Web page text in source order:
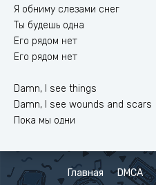
Я обниму слезами снег
Ты будешь одна
Его рядом нет
Его рядом нет
Damn, I see things
Damn, I see wounds and scars
Пока мы одни
В небо плаксивое
Главная DMCA